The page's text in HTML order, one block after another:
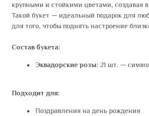
крупными и стойкими цветами, создавая
Такой букет — идеальный подарок для
для того, чтобы поднять настроение
Состав букета:
Эквадорские розы: 21 шт. —
Подходит для:
Поздравления на день рождения